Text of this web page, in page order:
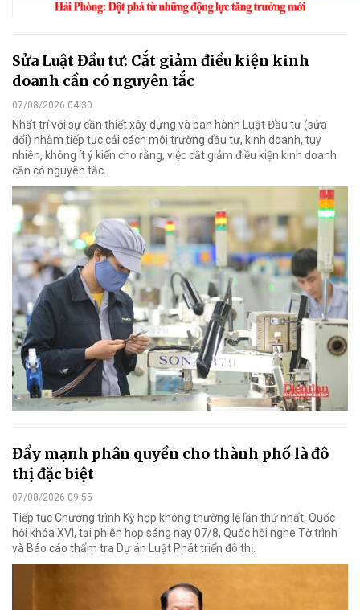
Sửa Luật Đầu tư: Cắt giảm điều kiện kinh
doanh cần có nguyên tắc
07/08/2026 04:30
Nhất trí với sự cần thiết xây dựng và ban hành Luật Đầu tư (sửa
đổi) nhằm tiếp tục cải cách môi trường đầu tư, kinh doanh, tuy
nhiên, không ít ý kiến cho rằng, việc cắt giảm điều kiện kinh doanh
cần có nguyên tắc.
Đẩy mạnh phân quyền cho thành phố là đô
thị đặc biệt
07/08/2026 09:55
Tiếp tục Chương trình Kỳ họp không thường lệ lần thứ nhất, Quốc
hội khóa XVI, tại phiên họp sáng nay 07/8, Quốc hội nghe Tờ trình
và Báo cáo thẩm tra Dự án Luật Phát triển đô thị.